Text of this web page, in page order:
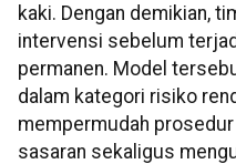
kaki. Dengan demikian,
intervensi sebelum
permanen. Model
dalam kategori risiko
mempermudah
sasaran sekaligus